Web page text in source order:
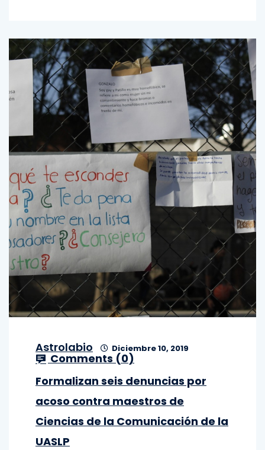
Astrolabio Diciembre 10, 2019
Comments (0)
Formalizan seis denuncias por
acoso contra maestros de
Ciencias de la Comunicación de la
UASLP